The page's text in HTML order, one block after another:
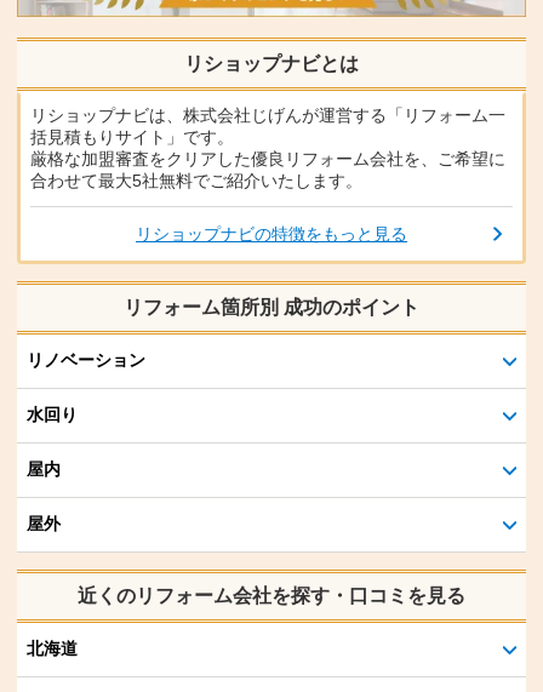
リショップナビとは
リショップナビは、株式会社じげんが運営する「リフォーム一
括見積もりサイト」です。
厳格な加盟審査をクリアした優良リフォーム会社を、ご希望に
合わせて最大5社無料でご紹介いたします。
リショップナビの特徴をもっと見る
リフォーム箇所別 成功のポイント
リノベーション
水回り
屋内
屋外
近くのリフォーム会社を探す・口コミを見る
北海道